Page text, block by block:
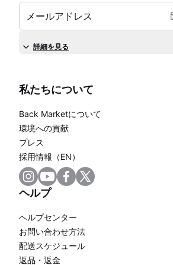
メールアドレス
詳細を見る
私たちについて
Back Marketについて
環境への貢献
プレス
採用情報（EN）
ヘルプ
ヘルプセンター
お問い合わせ方法
配送スケジュール
返品・返金